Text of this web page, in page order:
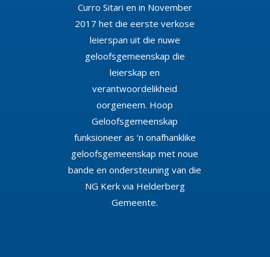
Curro Sitari en in November
2017 het die eerste verkose
leierspan uit die nuwe
geloofsgemeenskap die
leierskap en
verantwoordelikheid
oorgeneem. Hoop
Geloofsgemeenskap
funksioneer as ‘n onafhanklike
geloofsgemeenskap met noue
bande en ondersteuning van die
NG Kerk via Helderberg
Gemeente.